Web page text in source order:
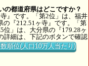
の都道府県はどこですか？
』です。「第2位」は、福井
の『212.51ヶ寺』です。「第
位」は、大分県の『179.28ヶ
詳細は、下記のボタンで確認
順位(人口10万人当たり)